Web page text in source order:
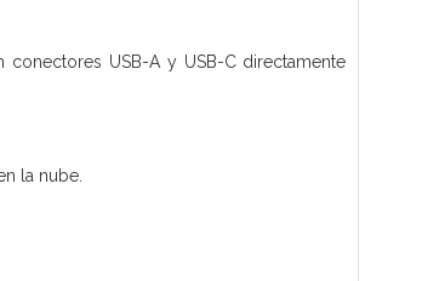
USB-A y USB-C directamente
la nube.